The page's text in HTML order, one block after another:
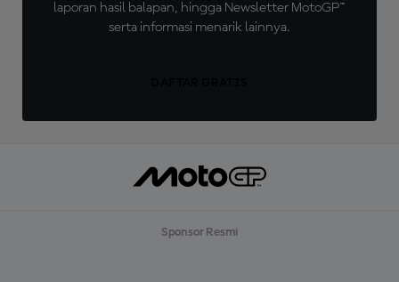
laporan hasil balapan, hingga Newsletter MotoGP™
serta informasi menarik lainnya.
Sponsor Resmi